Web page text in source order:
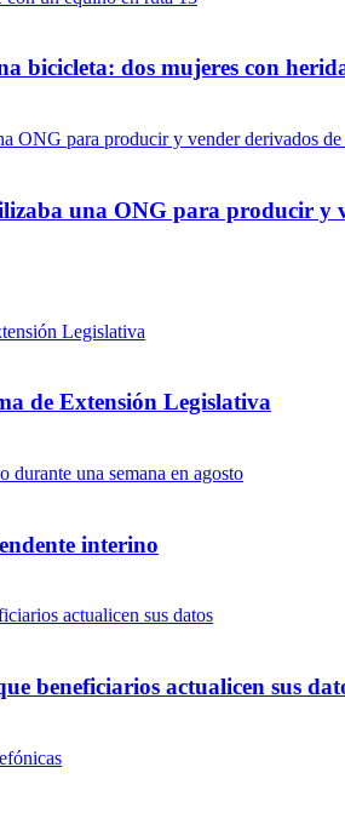
bicicleta: dos mujeres con
una ONG para producir y
de Extensión Legislativa
interino
beneficiarios actualicen sus